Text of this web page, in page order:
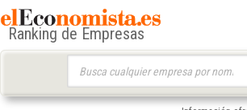
Ranking de Empresas